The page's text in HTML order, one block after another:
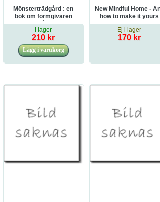
Mönsterträdgård : en
bok om formgivaren
Maria Åström
I lager
210 kr
New Mindful Home -
how to make it yours
Ej i lager
170 kr